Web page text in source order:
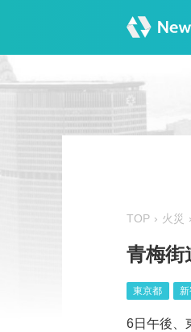
TOP 火災
青梅街
東京都
6日午後、